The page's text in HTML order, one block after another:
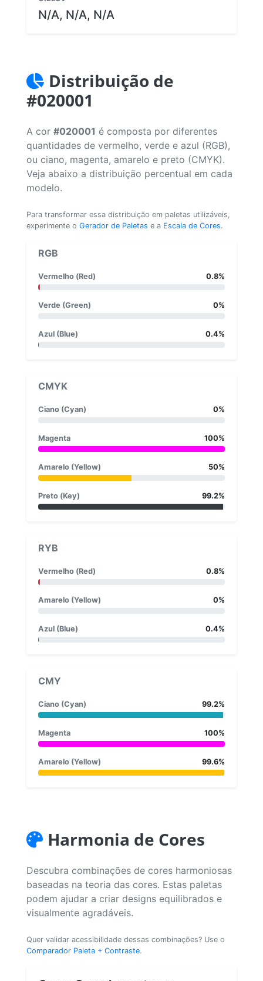
N/A, N/A, N/A
Distribuição de
#020001
A cor #020001 é composta por diferentes
quantidades de vermelho, verde e azul (RGB),
ou ciano, magenta, amarelo e preto (CMYK).
Veja abaixo a distribuição percentual em cada
modelo.
Para transformar essa distribuição em paletas utilizáveis,
experimente o Gerador de Paletas e a Escala de Cores.
RGB
Vermelho (Red) 0.8%
Verde (Green) 0%
Azul (Blue) 0.4%
CMYK
Ciano (Cyan) 0%
Magenta 100%
Amarelo (Yellow) 50%
Preto (Key) 99.2%
RYB
Vermelho (Red) 0.8%
Amarelo (Yellow) 0%
Azul (Blue) 0.4%
CMY
Ciano (Cyan) 99.2%
Magenta 100%
Amarelo (Yellow) 99.6%
Harmonia de Cores
Descubra combinações de cores harmoniosas
baseadas na teoria das cores. Estas paletas
podem ajudar a criar designs equilibrados e
visualmente agradáveis.
Quer validar acessibilidade dessas combinações? Use o
Comparador Paleta + Contraste.